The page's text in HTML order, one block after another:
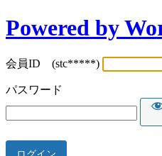
Powered by
会員ID (stc*****)
パスワード